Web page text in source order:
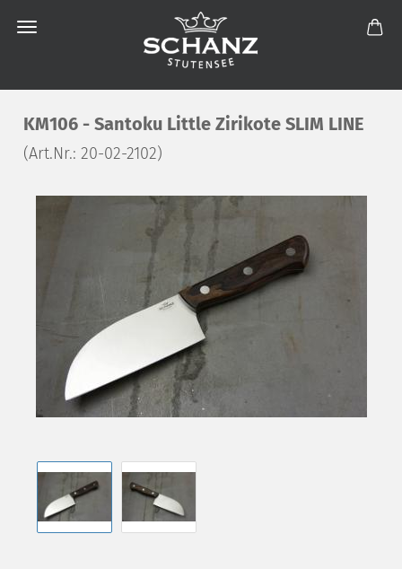
KM106 - Santoku Little Zirikote SLIM LINE
(Art.Nr.:20-02-2102)